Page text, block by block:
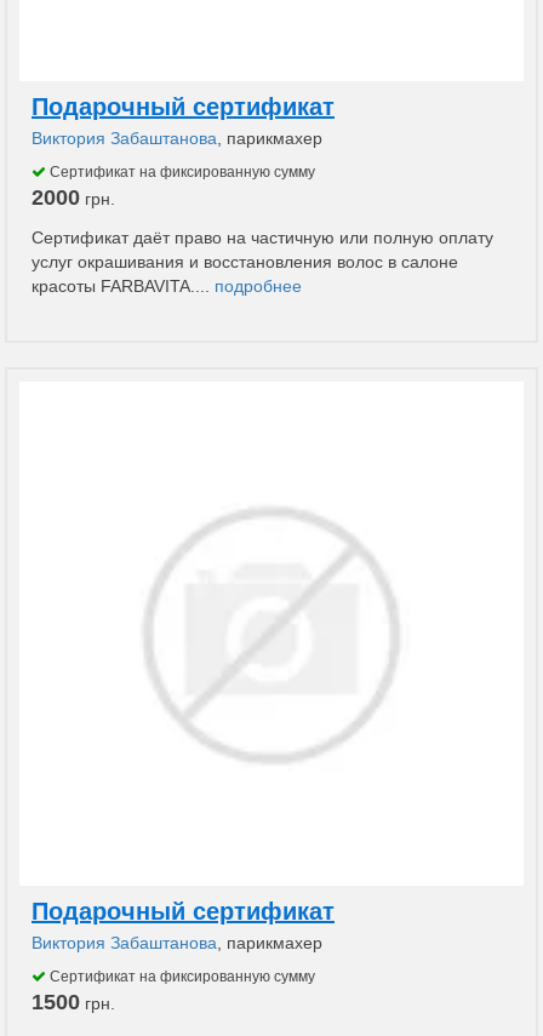
Подарочный сертификат
Виктория Забаштанова , парикмахер
Сертификат на фиксированную сумму
2000 грн.
Сертификат даёт право на частичную или полную оплату
услуг окрашивания и восстановления волос в салоне
красоты FARBAVITA.... подробнее
Подарочный сертификат
Виктория Забаштанова , парикмахер
Сертификат на фиксированную сумму
1500 грн.